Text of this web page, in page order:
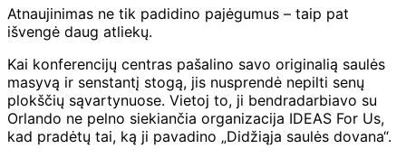
Atnaujinimas ne tik padidino pajėgumus – taip pat
išvengė daug atliekų.
Kai konferencijų centras pašalino savo originalią saulės
masyvą ir senstantį stogą, jis nusprendė nepilti senų
plokščių sąvartynuose. Vietoj to, ji bendradarbiavo su
Orlando ne pelno siekiančia organizacija IDEAS For Us,
kad pradėtų tai, ką ji pavadino „Didžiąja saulės dovana“.